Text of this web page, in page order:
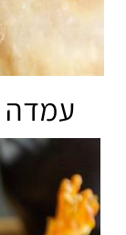
עמדה